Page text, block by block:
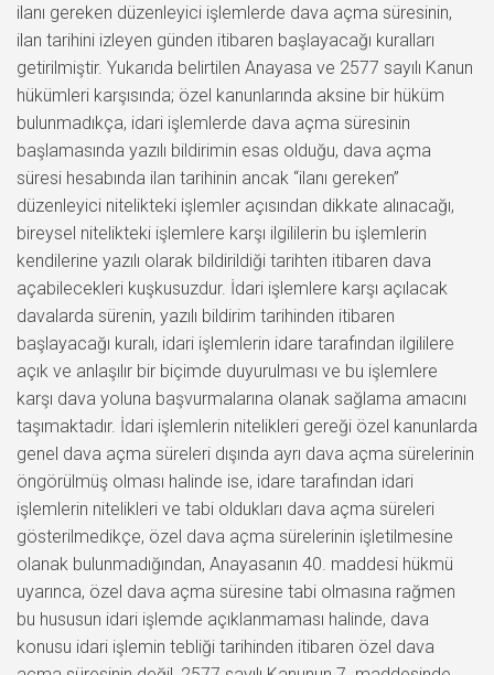
ilanı gereken düzenleyici işlemlerde dava açma süresinin,
ilan tarihini izleyen günden itibaren başlayacağı kuralları
getirilmiştir. Yukarıda belirtilen Anayasa ve 2577 sayılı Kanun
hükümleri karşısında; özel kanunlarında aksine bir hüküm
bulunmadıkça, idari işlemlerde dava açma süresinin
başlamasında yazılı bildirimin esas olduğu, dava açma
süresi hesabında ilan tarihinin ancak “ilanı gereken”
düzenleyici nitelikteki işlemler açısından dikkate alınacağı,
bireysel nitelikteki işlemlere karşı ilgililerin bu işlemlerin
kendilerine yazılı olarak bildirildiği tarihten itibaren dava
açabilecekleri kuşkusuzdur. İdari işlemlere karşı açılacak
davalarda sürenin, yazılı bildirim tarihinden itibaren
başlayacağı kuralı, idari işlemlerin idare tarafından ilgililere
açık ve anlaşılır bir biçimde duyurulması ve bu işlemlere
karşı dava yoluna başvurmalarına olanak sağlama amacını
taşımaktadır. İdari işlemlerin nitelikleri gereği özel kanunlarda
genel dava açma süreleri dışında ayrı dava açma sürelerinin
öngörülmüş olması halinde ise, idare tarafından idari
işlemlerin nitelikleri ve tabi oldukları dava açma süreleri
gösterilmedikçe, özel dava açma sürelerinin işletilmesine
olanak bulunmadığından, Anayasanın 40. maddesi hükmü
uyarınca, özel dava açma süresine tabi olmasına rağmen
bu hususun idari işlemde açıklanmaması halinde, dava
konusu idari işlemin tebliği tarihinden itibaren özel dava